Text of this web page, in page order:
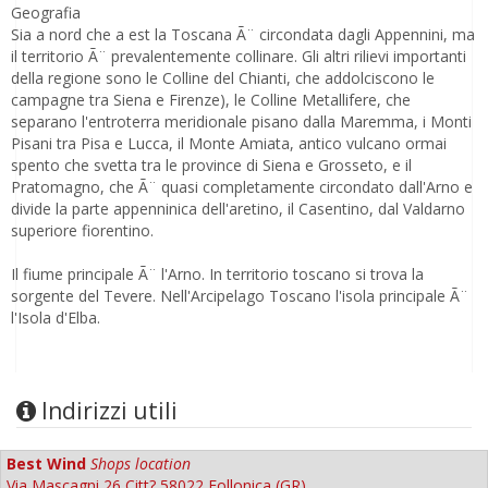
Geografia
Sia a nord che a est la Toscana Ã¨ circondata dagli Appennini, ma
il territorio Ã¨ prevalentemente collinare. Gli altri rilievi importanti
della regione sono le Colline del Chianti, che addolciscono le
campagne tra Siena e Firenze), le Colline Metallifere, che
separano l'entroterra meridionale pisano dalla Maremma, i Monti
Pisani tra Pisa e Lucca, il Monte Amiata, antico vulcano ormai
spento che svetta tra le province di Siena e Grosseto, e il
Pratomagno, che Ã¨ quasi completamente circondato dall'Arno e
divide la parte appenninica dell'aretino, il Casentino, dal Valdarno
superiore fiorentino.
Il fiume principale Ã¨ l'Arno. In territorio toscano si trova la
sorgente del Tevere. Nell'Arcipelago Toscano l'isola principale Ã¨
l'Isola d'Elba.
Indirizzi utili
Best Wind Shops location